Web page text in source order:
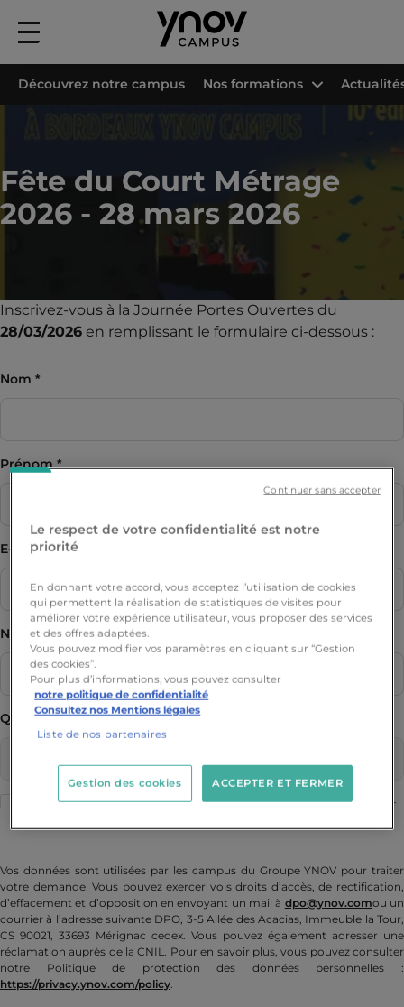
Menu
principal
Fête du Court Métrage
2026 - 28 mars 2026
Découvrez notre campus Nos formations
Inscrivez-vous à la Journée Portes Ouvertes du
28/03/2026 en remplissant le formulaire ci-dessous :
Nom
Prénom
E-mail
Numéro de téléphone
Quel programme vous intéresse ?
J'accepte de recevoir des informations sur les formations Ynov par e-
Vos données sont utilisées par les campus du Groupe YNOV pour traiter
votre demande. Vous pouvez exercer vois droits d’accès, de rectification,
d’effacement et d’opposition en envoyant un mail à dpo@ynov.comou un
courrier à l’adresse suivante DPO, 3-5 Allée des Acacias, Immeuble la Tour,
CS 90021, 33693 Mérignac cedex. Vous pouvez également adresser une
réclamation auprès de la CNIL. Pour en savoir plus, vous pouvez consulter
notre Politique de protection des données personnelles :
https://privacy.ynov.com/policy.
Le respect de votre confidentialité est notre
priorité
En donnant votre accord, vous acceptez l’utilisation de cookies
qui permettent la réalisation de statistiques de visites pour
améliorer votre expérience utilisateur, vous proposer des services
et des offres adaptées.
Vous pouvez modifier vos paramètres en cliquant sur “Gestion
des cookies”.
Pour plus d’informations, vous pouvez consulter
notre politique de confidentialité
Consultez nos Mentions légales
Liste de nos partenaires
ACCEPTER ET FERMER
Gestion des cookies
Continuer sans accepter